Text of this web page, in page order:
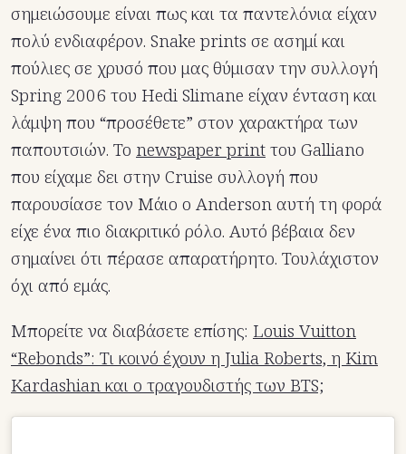
σημειώσουμε είναι πως και τα παντελόνια είχαν
πολύ ενδιαφέρον. Snake prints σε ασημί και
πούλιες σε χρυσό που μας θύμισαν την συλλογή
Spring 2006 του Hedi Slimane είχαν ένταση και
λάμψη που “προσέθετε” στον χαρακτήρα των
παπουτσιών. Το newspaper printτου Galliano
που είχαμε δει στην Cruise συλλογή που
παρουσίασε τον Μάιο ο Anderson αυτή τη φορά
είχε ένα πιο διακριτικό ρόλο. Αυτό βέβαια δεν
σημαίνει ότι πέρασε απαρατήρητο. Τουλάχιστον
όχι από εμάς.
Μπορείτε να διαβάσετε επίσης: Louis Vuitton
“Rebonds”: Τι κοινό έχουν η Julia Roberts, η Kim
Kardashian και ο τραγουδιστής των BTS;